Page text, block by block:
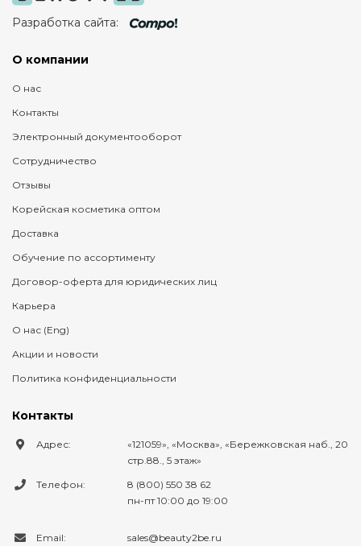
Разработка сайта:
О компании
О нас
Контакты
Электронный документооборот
Сотрудничество
Отзывы
Корейская косметика оптом
Доставка
Обучение по ассортименту
Договор-оферта для юридических лиц
Карьера
О нас (Eng)
Акции и новости
Политика конфиденциальности
Контакты
Адрес: 121059 , Москва ,
Бережковская наб., 20
стр.88., 5 этаж
Телефон:
8 (800) 550 38 62
пн-пт 10:00 до 19:00
Email: sales@beauty2be.ru